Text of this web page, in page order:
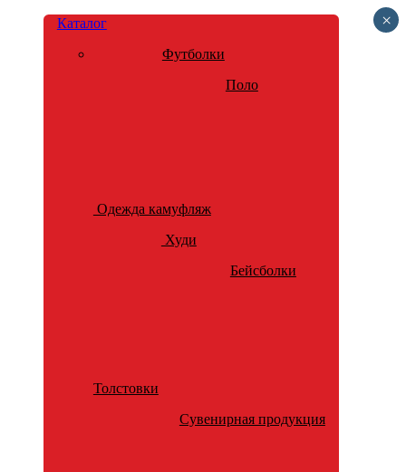
Каталог
Футболки
Поло
Одежда камуфляж
Худи
Бейсболки
Толстовки
Сувенирная продукция
×